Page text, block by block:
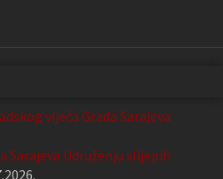
vijeća Grada Sarajeva
Sarajeva Udruženju slijepih